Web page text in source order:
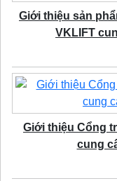
Giới thiệu sản
VKLIFT
Giới thiệu Cổng
cung